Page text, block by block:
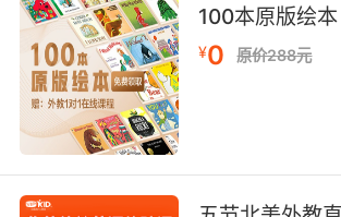
激发了他们的创造力和想象力。 字
随着全球化进程的加速，字母的
将变得更加重要。未来的字母系
扩展，以容纳更多语言的字符和
着人工智能和自然语言处理技术
更加广泛。 字母王国的奇妙之旅
100本原版绘本
¥0 原价288元